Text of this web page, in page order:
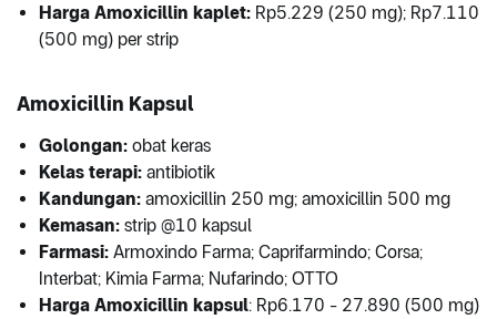
Harga Amoxicillin kaplet: Rp5.229 (250 mg); Rp7.110
(500 mg) per strip
Amoxicillin Kapsul
Golongan: obat keras
Kelas terapi: antibiotik
Kandungan: amoxicillin 250 mg; amoxicillin 500 mg
Kemasan: strip @10 kapsul
Farmasi: Armoxindo Farma; Caprifarmindo; Corsa;
Interbat; Kimia Farma; Nufarindo; OTTO
Harga Amoxicillin kapsul: Rp6.170 - 27.890 (500 mg)